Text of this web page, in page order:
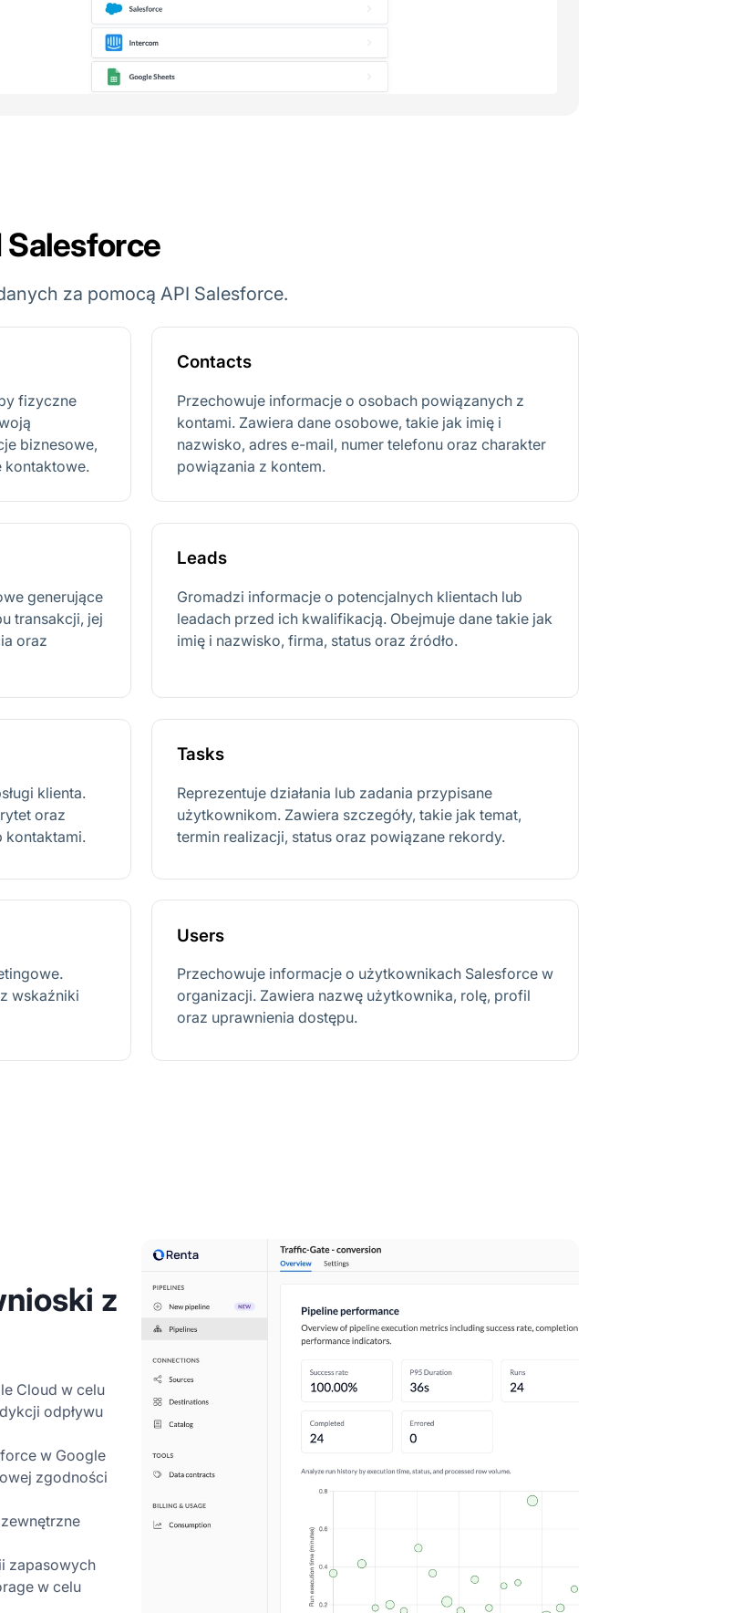
Salesforce
za pomocą API Salesforce.
fizyczne
biznesowe,
kontaktowe.
Contacts
Przechowuje informacje o osobach powiązanych z
kontami. Zawiera dane osobowe, takie jak imię i
nazwisko, adres e-mail, numer telefonu oraz charakter
powiązania z kontem.
generujące
transakcji, jej
oraz
Leads
Gromadzi informacje o potencjalnych klientach lub
leadach przed ich kwalifikacją. Obejmuje dane takie jak
imię i nazwisko, firma, status oraz źródło.
klienta.
oraz
kontaktami.
Tasks
Reprezentuje działania lub zadania przypisane
użytkownikom. Zawiera szczegóły, takie jak temat,
termin realizacji, status oraz powiązane rekordy.
wskaźniki
Users
Przechowuje informacje o użytkownikach Salesforce w
organizacji. Zawiera nazwę użytkownika, rolę, profil
oraz uprawnienia dostępu.
z
Cloud w celu
odpływu
w Google
zgodności
zapasowych
w celu